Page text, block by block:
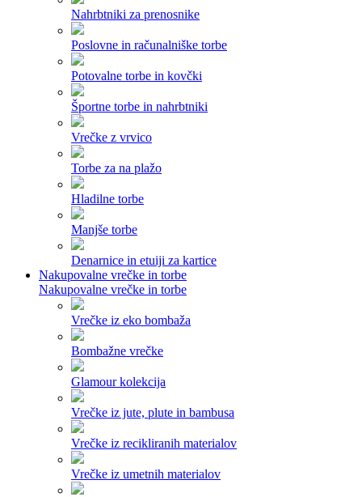
Nahrbtniki za prenosnike
Poslovne in računalniške torbe
Potovalne torbe in kovčki
Športne torbe in nahrbtniki
Vrečke z vrvico
Torbe za na plažo
Hladilne torbe
Manjše torbe
Denarnice in etuiji za kartice
Nakupovalne vrečke in torbe
Nakupovalne vrečke in torbe
Vrečke iz eko bombaža
Bombažne vrečke
Glamour kolekcija
Vrečke iz jute, plute in bambusa
Vrečke iz recikliranih materialov
Vrečke iz umetnih materialov